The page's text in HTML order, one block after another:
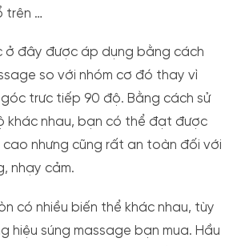
trên …
ở đây được áp dụng bằng cách
so với nhóm cơ đó thay vì
trưc tiếp 90 độ. Bằng cách sử
khác nhau, bạn có thể đạt được
nhưng cũng rất an toàn đối với
nhạy cảm.
có nhiều biến thể khác nhau, tùy
hiệu súng massage bạn mua. Hầu